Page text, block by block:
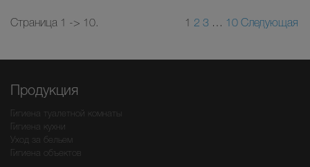
Страница 1 -> 10. 1 2 3 … 10 Следующая
Продукция
Гигиена туалетной комнаты
Гигиена кухни
Уход за бельем
Гигиена объектов